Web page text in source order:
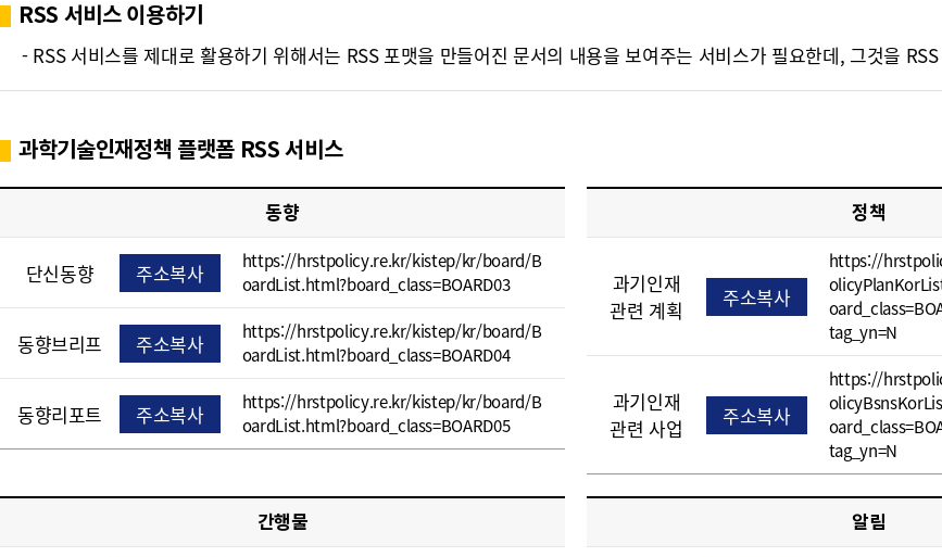
Policy
Platform
RSS 서비스 이용하기
- RSS 서비스를 제대로 활용하기 위해서는 RSS 포맷을 만들어진 문서의 내용을 보여주는 서비스가 필요한데, 그것을
과학기술인재정책 플랫폼 RSS 서비스
동향
단신동향 주소복사
https://hrstpolicy.re.kr/kistep/kr/board/B
oardList.html?board_class=BOARD03
동향브리프 주소복사
https://hrstpolicy.re.kr/kistep/kr/board/B
oardList.html?board_class=BOARD04
동향리포트 주소복사
https://hrstpolicy.re.kr/kistep/kr/board/B
oardList.html?board_class=BOARD05
정책
과기인재
관련 계획
주소복사
https://
tag_yn=N
과기인재
관련 사업
주소복사
https://
tag_yn=N
간행물 알림